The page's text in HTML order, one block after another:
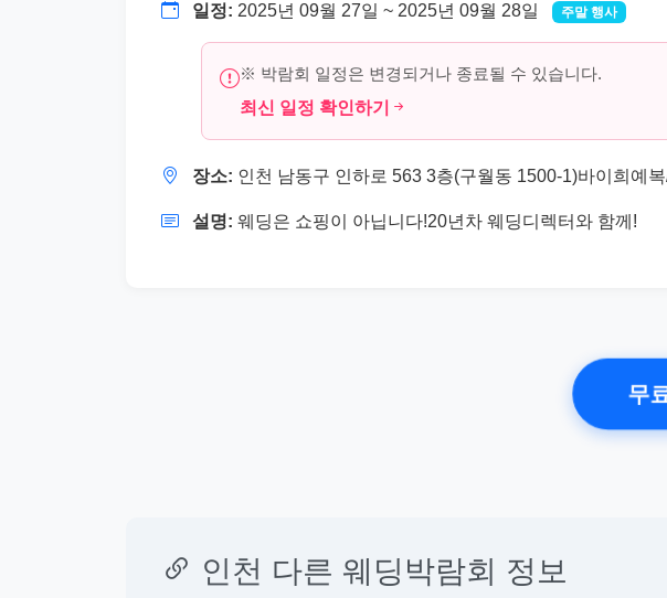
일정: 2025년 09월 27일 ~ 2025년 09월 28일 주말 행사
※ 박람회 일정은 변경되거나 종료될 수 있습니다.
최신 일정 확인하기
장소: 인천 남동구 인하로 563 3층(구월동 1500-1)바이희예
설명: 웨딩은 쇼핑이 아닙니다!20년차 웨딩디렉터와 함께!
무
인천 다른 웨딩박람회 정보